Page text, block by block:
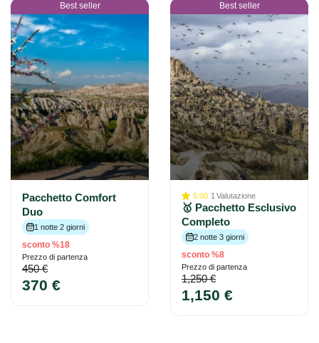
Best seller
Pacchetto Comfort
Duo
1 notte 2 giorni
sconto %18
Prezzo di partenza
450 €
370 €
Best seller
5.00 1 Valutazione
🥇 Pacchetto Esclusivo
Completo
2 notte 3 giorni
sconto %8
Prezzo di partenza
1,250 €
1,150 €